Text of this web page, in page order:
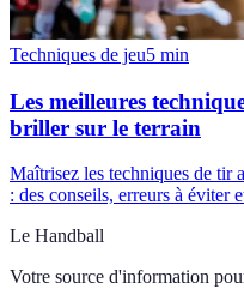
Techniques de jeu5 min
Les meilleures
briller sur le terrain
Maîtrisez les techniques de tir
: des conseils, erreurs à éviter
Le Handball
Votre source d'information